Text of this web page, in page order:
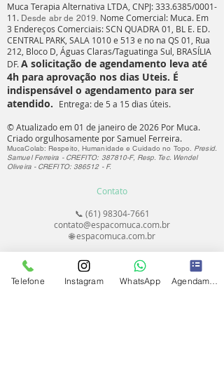
Muca Terapia Alternativa LTDA, CNPJ:333.6385/0001-
11. Desde abr de 2019. Nome Comercial: Muca. Em
3 Endereços Comerciais: SCN QUADRA 01, BL E. ED.
CENTRAL PARK, SALA 1010 e 513 e no na QS 01, Rua
212, Bloco D, Águas Claras/Taguatinga Sul, BRASÍLIA
DF. A solicitação de agendamento leva até
4h para aprovação nos dias Uteis. É
indispensável o agendamento para ser
atendido.
Entrega: de 5 a 15 dias úteis.
© Atualizado em 01 de janeiro de 2026 Por Muca.
Criado orgulhosamente por Samuel Ferreira.
MucaColab: Respeito, Humanidade e Cuidado no Topo. Presid.
Samuel Ferreira - CREFITO: 387810-F, Resp. Tec. Wendel
Oliveira - CREFITO: 386512 - F.
Contato
📞 (61) 98304-7661
contato@espacomuca.com.br
🌐 espacomuca.com.br
Horário de Funcionamento
Segunda a Sexta: 8h às 20h
Telefone Instagram WhatsApp